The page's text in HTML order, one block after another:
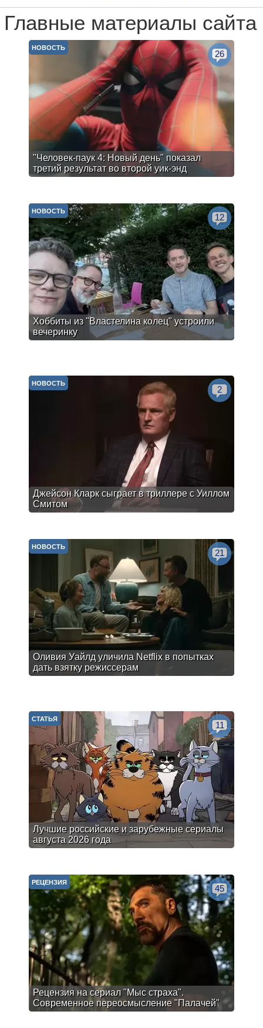
Главные материалы сайта
"Человек-паук 4: Новый день" показал
третий результат во второй уик-энд
НОВОСТЬ
26
Хоббиты из "Властелина колец" устроили
вечеринку
НОВОСТЬ
12
Джейсон Кларк сыграет в триллере с Уиллом
Смитом
НОВОСТЬ
2
Оливия Уайлд уличила Netflix в попытках
дать взятку режиссерам
НОВОСТЬ
21
Лучшие российские и зарубежные сериалы
августа 2026 года
СТАТЬЯ
11
Рецензия на сериал "Мыс страха".
Современное переосмысление "Палачей"
РЕЦЕНЗИЯ
45